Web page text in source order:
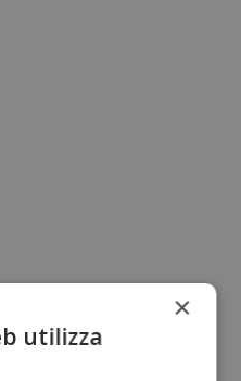
×
utilizza